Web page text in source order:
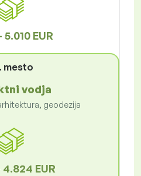
EUR
mesto
vodja
geodezija
EUR